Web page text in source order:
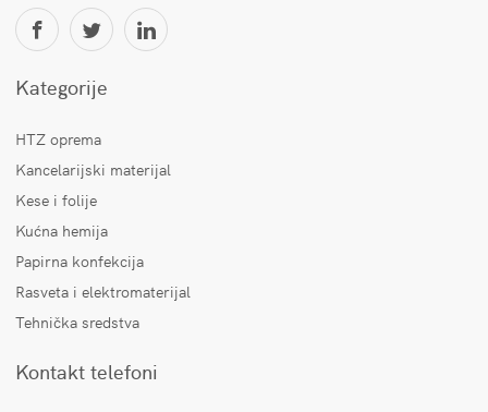
Kategorije
HTZ oprema
Kancelarijski materijal
Kese i folije
Kućna hemija
Papirna konfekcija
Rasveta i elektromaterijal
Tehnička sredstva
Kontakt telefoni